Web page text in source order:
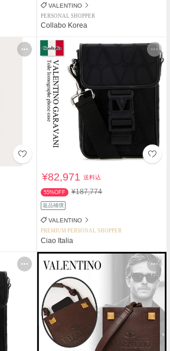
VALENTINO
PERSONAL SHOPPER
Collabo Korea
¥82,971送料込
55%OFF ¥187,774
返品補償
VALENTINO
PREMIUM PERSONAL SHOPPER
Ciao Italia